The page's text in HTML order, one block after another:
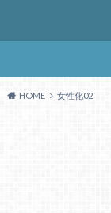
HOME 女性化02